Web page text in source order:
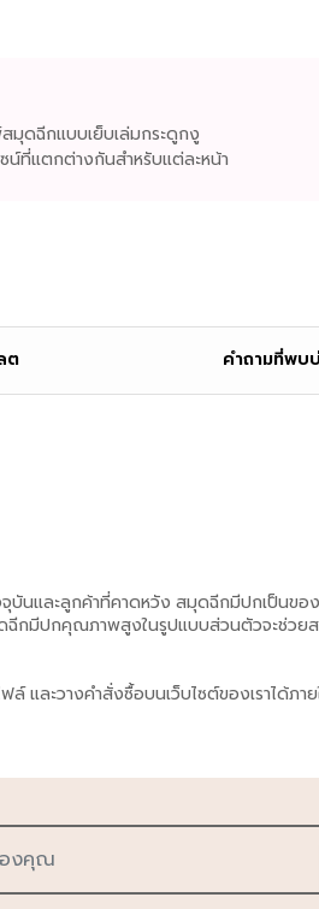
มุดฉีกแบบเย็บเล่มกระดูกงู
น์ที่แตกต่างกันสำหรับแต่ละหน้า
ต คำถามที่พบ
บันและลูกค้าที่คาดหวัง สมุดฉีกมีปกเป็นข
ฉีกมีปกคุณภาพสูงในรูปแบบส่วนตัวจะช่วยส
ละวางคำสั่งซื้อบนเว็บไซต์ของเราได้ภาย